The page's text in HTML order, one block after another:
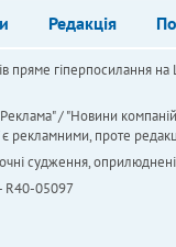
Редакція
пряме гіперпосилання
/ "Новини
проте
судження,
R40-05097